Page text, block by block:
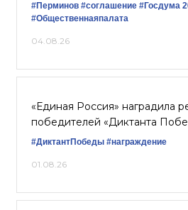
#Перминов #соглашение #Госдума
#Общественнаяпалата
04.08.26
«Единая Россия» наградила
победителей «Диктанта
#ДиктантПобеды #награждение
01.08.26